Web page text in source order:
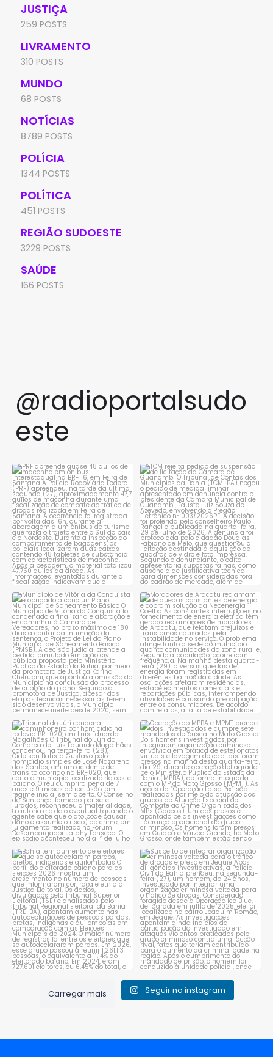
JUSTIÇA
259 POSTS
LIVRAMENTO
310 POSTS
MUNDO
68 POSTS
NOTÍCIAS
8789 POSTS
POLÍCIA
1344 POSTS
POLÍTICA
451 POSTS
REGIÃO SUDOESTE
3229 POSTS
SAÚDE
166 POSTS
@radioportalsudo
este
PRF apreende quase 48 quilos
de maconha em ônibus...
1 0
TCM rejeita pedido de
suspensão de licitação da...
1 0
Município de Vitória da
Conquista é obrigado a...
1 0
Moradores de Aracatu
reclamam de quedas
constantes ...
1 0
Tribunal do Júri condena
caminhoneiro por...
1 0
Operação do MPBA e MPMT
prende dois investigados e...
1 0
Bahia tem aumento de eleitores
que se autodeclaram...
1 0
Suspeito de integrar
organização criminosa
voltada...
1 0
Carregar mais Seguir no instagram